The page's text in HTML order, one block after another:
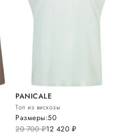
PANICALE
Топ из вискозы
20 700руб.12 420 руб.
Размеры:50